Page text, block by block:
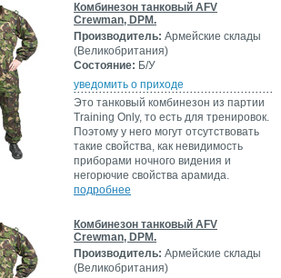
Комбинезон танковый AFV
Crewman, DPM.
Производитель: Армейские склады
(Великобритания)
Состояние: Б/У
уведомить о приходе
Это танковый комбинезон из партии
Training Only, то есть для тренировок.
Поэтому у него могут отсутствовать
такие свойства, как невидимость
приборами ночного видения и
негорючие свойства арамида.
подробнее
Комбинезон танковый AFV
Crewman, DPM.
Производитель: Армейские склады
(Великобритания)